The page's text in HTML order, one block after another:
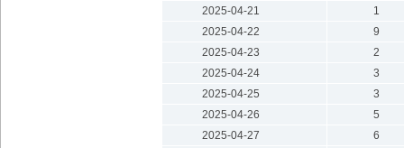
2025-04-21
1
2025-04-22
9
2025-04-23
2
2025-04-24
3
2025-04-25
3
2025-04-26
5
2025-04-27
6